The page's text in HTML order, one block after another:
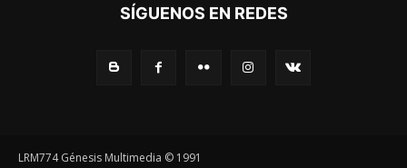
SÍGUENOS EN REDES
LRM774 Génesis Multimedia © 1991